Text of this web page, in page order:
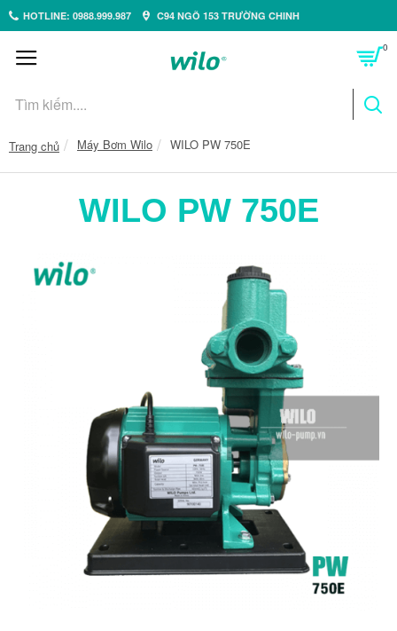
HOTLINE: 0988.999.987 C94 NGÕ 153 TRƯỜNG CHINH
0
Trang chủ Máy Bơm Wilo WILO PW 750E
WILO PW 750E